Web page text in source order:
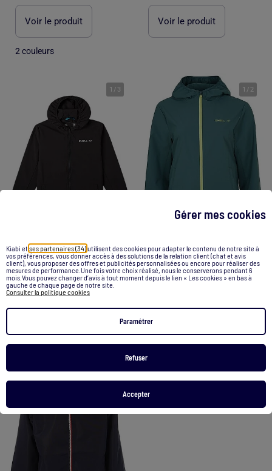
Gérer mes cookies
Kiabi etses partenaires (34)utilisent des cookies pour adapter le contenu de notre site à
vos préférences, vous donner accès à des solutions de la relation client (chat et avis
client), vous proposer des offres et publicités personnalisées ou encore pour réaliser des
mesures de performance.Une fois votre choix réalisé, nous le conserverons pendant 6
mois.Vous pouvez changer d’avis à tout moment depuis le lien « Les cookies » en bas à
gauche de chaque page de notre site.
Consulter la politique cookies
Paramétrer
Refuser
Accepter
Voir le produit
2 couleurs
Voir le produit
1 / 3
Coupe-vent Garçon/Fille O'Neill
89,99 € 35,99 €
1 / 2
Coupe-vent Garçon/Fille O'Neill
89,99 € 35,99 €
1/2